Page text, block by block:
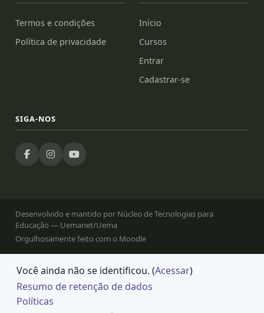
Termos e condições
Política de privacidade
Início
Cursos
Entrar
Cadastrar-se
SIGA-NOS
Desenvolvido e mantido por Núcleo de Tecnologias para
Educação — Uemanet/Uema
Orgulhosamente feito com o Moodle
Você ainda não se identificou. (Acessar)
Resumo de retenção de dados
Políticas